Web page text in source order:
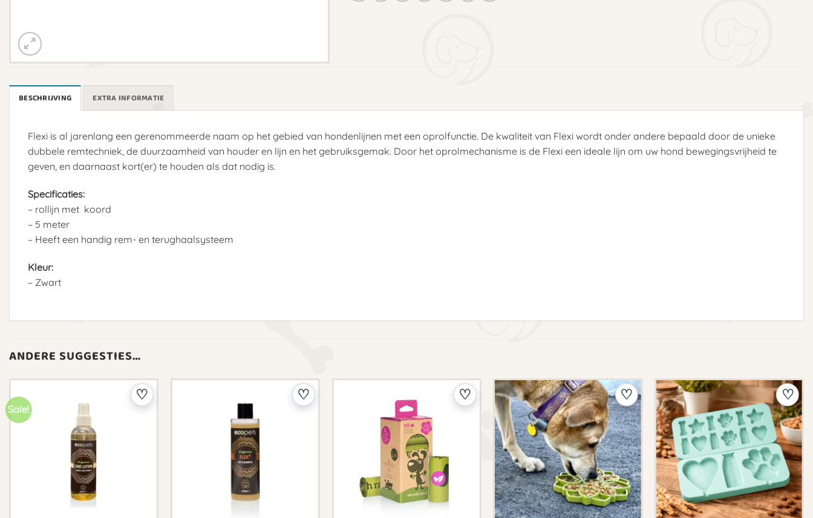
BESCHRIJVING EXTRA INFORMATIE
Flexi is al jarenlang een gerenommeerde naam op het gebied van hondenlijnen met een oprolfunctie. De kwaliteit van Flexi wordt onder andere bepaald door de unieke
dubbele remtechniek, de duurzaamheid van houder en lijn en het gebruiksgemak. Door het oprolmechanisme is de Flexi een ideale lijn om uw hond bewegingsvrijheid te
geven, en daarnaast kort(er) te houden als dat nodig is.
Specificaties:
– rollijn met koord
– 5 meter
– Heeft een handig rem- en terughaalsysteem
Kleur:
– Zwart
ANDERE SUGGESTIES…
Sale!